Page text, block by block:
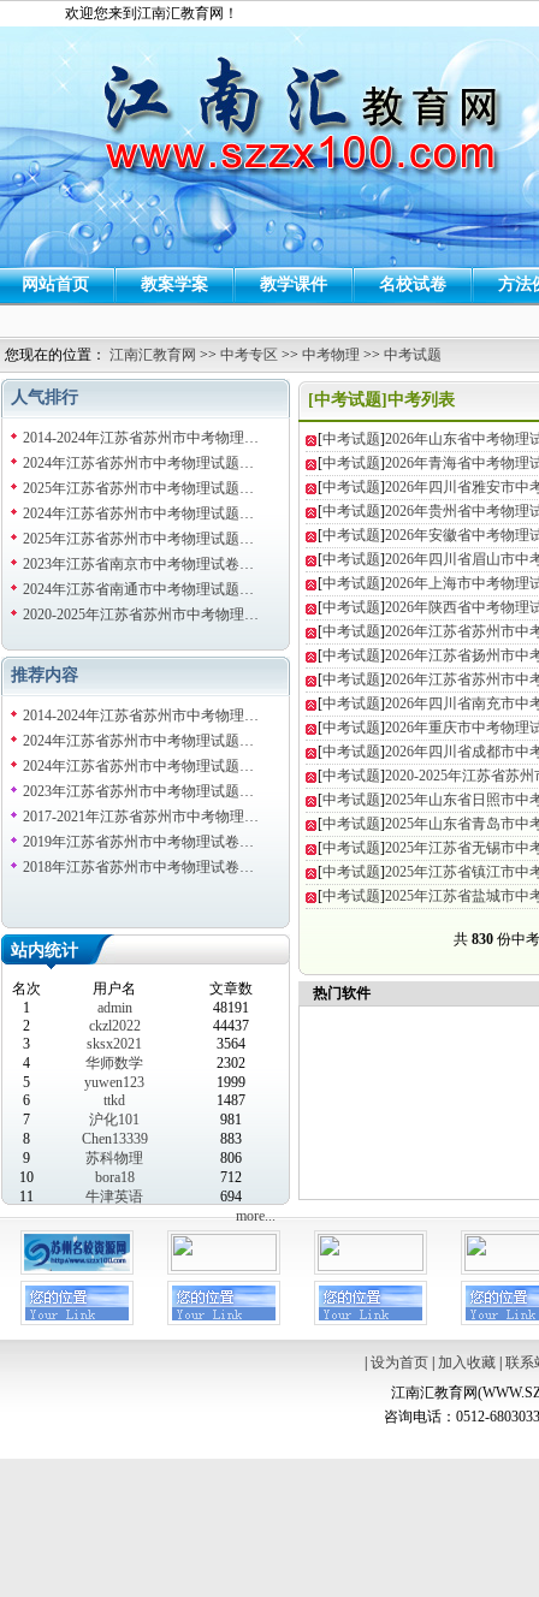
欢迎您来到江南汇教育网！
网站首页 教案学案 教学课件 名校试卷 方法
您现在的位置： 江南汇教育网 >> 中考专区 >> 中考物理 >> 中考试题
人气排行
2014-2024年江苏省苏州市中考物理…
2024年江苏省苏州市中考物理试题…
2025年江苏省苏州市中考物理试题…
2024年江苏省苏州市中考物理试题…
2025年江苏省苏州市中考物理试题…
2023年江苏省南京市中考物理试卷…
2024年江苏省南通市中考物理试题…
2020-2025年江苏省苏州市中考物理…
推荐内容
2014-2024年江苏省苏州市中考物理…
2024年江苏省苏州市中考物理试题…
2024年江苏省苏州市中考物理试题…
2023年江苏省苏州市中考物理试题…
2017-2021年江苏省苏州市中考物理…
2019年江苏省苏州市中考物理试卷…
2018年江苏省苏州市中考物理试卷…
站内统计
名次 用户名
文章数
1
admin
48191
2
ckzl2022
44437
3
sksx2021
3564
4
华师数学
2302
5
yuwen123
1999
6
ttkd
1487
7
沪化101
981
8
Chen13339
883
9
苏科物理
806
10
bora18
712
11
牛津英语
694
more...
[中考试题]中考列表
[中考试题]2026年山东省中考物理
[中考试题]2026年青海省中考物理
[中考试题]2026年四川省雅安市中
[中考试题]2026年贵州省中考物理
[中考试题]2026年安徽省中考物理
[中考试题]2026年四川省眉山市中
[中考试题]2026年上海市中考物理
[中考试题]2026年陕西省中考物理
[中考试题]2026年江苏省苏州市中
[中考试题]2026年江苏省扬州市中
[中考试题]2026年江苏省苏州市中
[中考试题]2026年四川省南充市中
[中考试题]2026年重庆市中考物理
[中考试题]2026年四川省成都市中
[中考试题]2020-2025年江苏省苏
[中考试题]2025年山东省日照市中
[中考试题]2025年山东省青岛市中
[中考试题]2025年江苏省无锡市中
[中考试题]2025年江苏省镇江市中
[中考试题]2025年江苏省盐城市中
共 830份中
热门软件
设为首页| 加入收藏| 联系
江南汇教育网
咨询电话：0512-